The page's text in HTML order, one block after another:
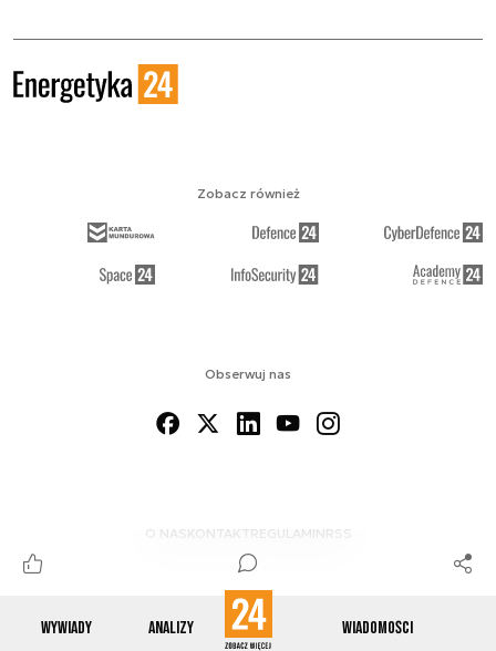
Wywiady Analizy Wiadomości
Obserwuj nas
O NAS KONTAKTREGULAMINRSS
Zobacz również
© 2012-2026 ENERGETYKA24